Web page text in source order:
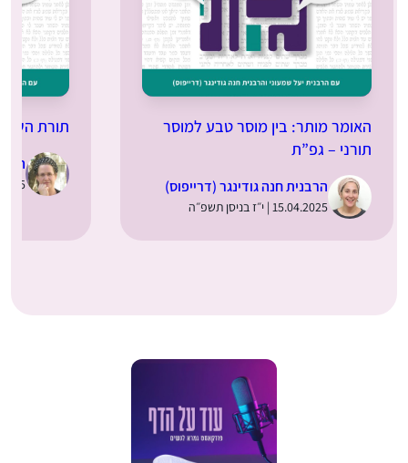
האומר מותר: בין מוסר טבע למוסר
תורני – גפ”ת
הרבנית חנה גודינגר (דרייפוס)
15.04.2025 | י״ז בניסן תשפ״ה
תורת
25.03.2025